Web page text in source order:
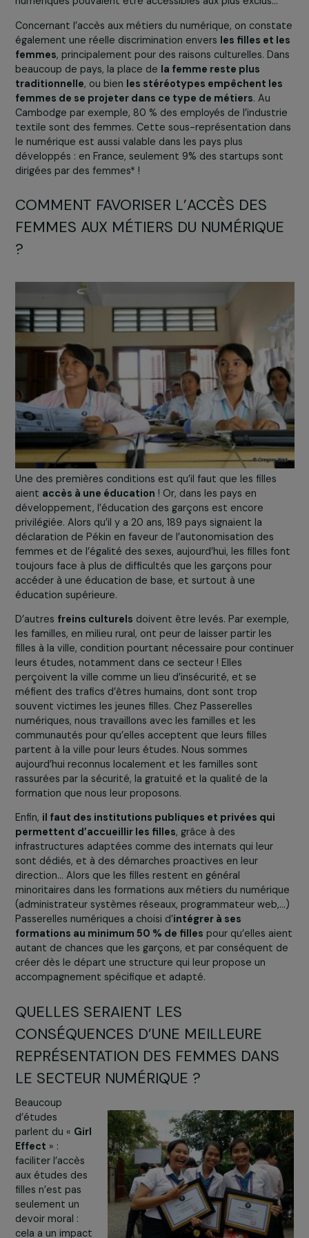
En m’approchant, j’ai vu que cette lumière venait d’un
écran : un jeune garçon, pieds nus, était sur Facebook !
compris concrètement à quel point les évolutions
numériques pouvaient être accessibles aux plus exclus…
Concernant l’accès aux métiers du numérique, on
femmes , principalement pour des raisons culturelles.
beaucoup de pays, la place dela femme reste plus
traditionnelle, ou bien les stéréotypes empêchent
femmes de se projeter dans ce type de métiers
textile sont des femmes. Cette sous-représentation
le numérique est aussi valable dans les pays plus
développés : en France, seulement 9% des startups
dirigées par des femmes* !
COMMENT FAVORISER L’ACCÈS DES
FEMMES AUX MÉTIERS DU
?
Une des premières conditions est qu’il faut que les filles
aient
accès à une éducation ! Or, dans les pays en
développement, l’éducation des garçons est encore
privilégiée. Alors qu’il y a 20 ans, 189 pays signaient la
déclaration de Pékin en faveur de l’autonomisation des
femmes et de l’égalité des sexes, aujourd’hui, les filles
toujours face à plus de difficultés que les garçons pour
accéder à une éducation de base, et surtout à une
éducation supérieure.
D’autresfreins culturelsdoivent être levés. Par
les familles, en milieu rural, ont peur de laisser partir les
filles à la ville, condition pourtant nécessaire pour
leurs études, notamment dans ce secteur ! Elles
perçoivent la ville comme un lieu d’insécurité, et se
méfient des trafics d’êtres humains, dont sont trop
souvent victimes les jeunes filles. Chez Passerelles
numériques, nous travaillons avec les familles et les
communautés pour qu’elles acceptent que leurs filles
partent à la ville pour leurs études. Nous sommes
aujourd’hui reconnus localement et les familles sont
formation que nous leur proposons.
il faut des institutions publiques et privées qui
permettent d’accueillir les filles, grâce à des
infrastructures adaptées comme des internats qui leur
direction… Alors que les filles restent en général
minoritaires dans les formations aux métiers du
(administrateur systèmes réseaux, programmateur
Passerelles numériques a choisi d’intégrer à ses
formations au minimum 50 % de fillespour qu’elles
autant de chances que les garçons, et par conséquent
créer dès le départ une structure qui leur propose un
accompagnement spécifique et adapté.